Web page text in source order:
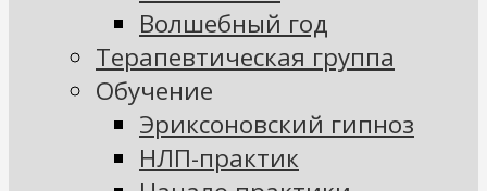
Волшебный год
Терапевтическая группа
Обучение
Эриксоновский гипноз
НЛП-практик